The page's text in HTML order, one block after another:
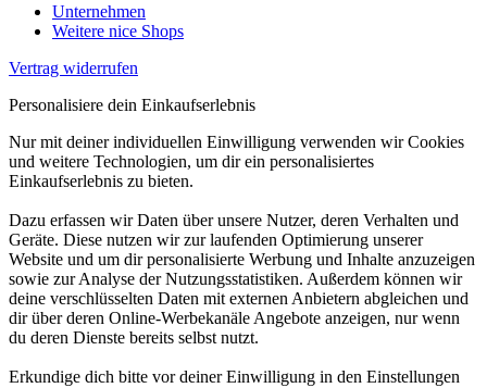
Unternehmen
Weitere nice Shops
Vertrag widerrufen
Personalisiere dein Einkaufserlebnis
Nur mit deiner individuellen Einwilligung verwenden wir Cookies
und weitere Technologien, um dir ein personalisiertes
Einkaufserlebnis zu bieten.
Dazu erfassen wir Daten über unsere Nutzer, deren Verhalten und
Geräte. Diese nutzen wir zur laufenden Optimierung unserer
Website und um dir personalisierte Werbung und Inhalte anzuzeigen
sowie zur Analyse der Nutzungsstatistiken. Außerdem können wir
deine verschlüsselten Daten mit externen Anbietern abgleichen und
dir über deren Online-Werbekanäle Angebote anzeigen, nur wenn
du deren Dienste bereits selbst nutzt.
Erkundige dich bitte vor deiner Einwilligung in den Einstellungen